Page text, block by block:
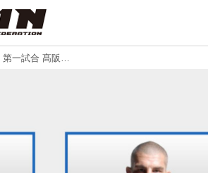
SARABAの宴 第一試合 髙阪剛 VS ジェームス・トンプソン スペシャルワンマッチ 試合結果